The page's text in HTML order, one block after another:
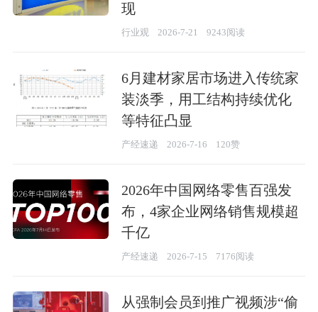
现
行业观 2026-7-21 9243阅读
6月建材家居市场进入传统家
装淡季，用工结构持续优化
等特征凸显
产经速递 2026-7-16 120赞
2026年中国网络零售百强发
布，4家企业网络销售规模超
千亿
产经速递 2026-7-15 7176阅读
从强制会员到推广视频涉“偷